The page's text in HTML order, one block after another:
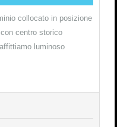
collocato in posizione
centro storico
luminoso